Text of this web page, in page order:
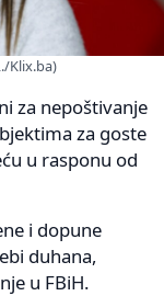
Klix.ba)
za nepoštivanje
za goste
u rasponu od
i dopune
duhana,
u FBiH.